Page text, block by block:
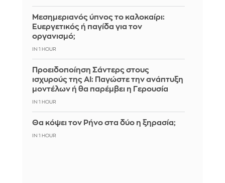
Μεσημεριανός ύπνος το καλοκαίρι:
Ευεργετικός ή παγίδα για τον
οργανισμό;
IN 1 HOUR
Προειδοποίηση Σάντερς στους
ισχυρούς της AI: Παγώστε την ανάπτυξη
μοντέλων ή θα παρέμβει η Γερουσία
IN 1 HOUR
Θα κόψει τον Ρήνο στα δύο η ξηρασία;
IN 1 HOUR